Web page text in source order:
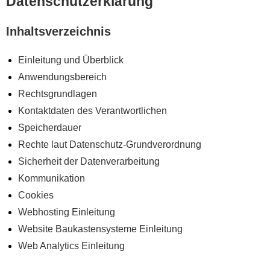
Inhaltsverzeichnis
Einleitung und Überblick
Anwendungsbereich
Rechtsgrundlagen
Kontaktdaten des Verantwortlichen
Speicherdauer
Rechte laut Datenschutz-Grundverordnung
Sicherheit der Datenverarbeitung
Kommunikation
Cookies
Webhosting Einleitung
Website Baukastensysteme Einleitung
Web Analytics Einleitung